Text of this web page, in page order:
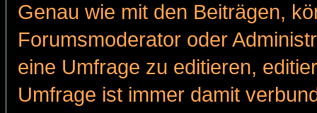
Genau wie mit den Beiträgen,
Forumsmoderator oder
eine Umfrage zu editieren,
Umfrage ist immer damit